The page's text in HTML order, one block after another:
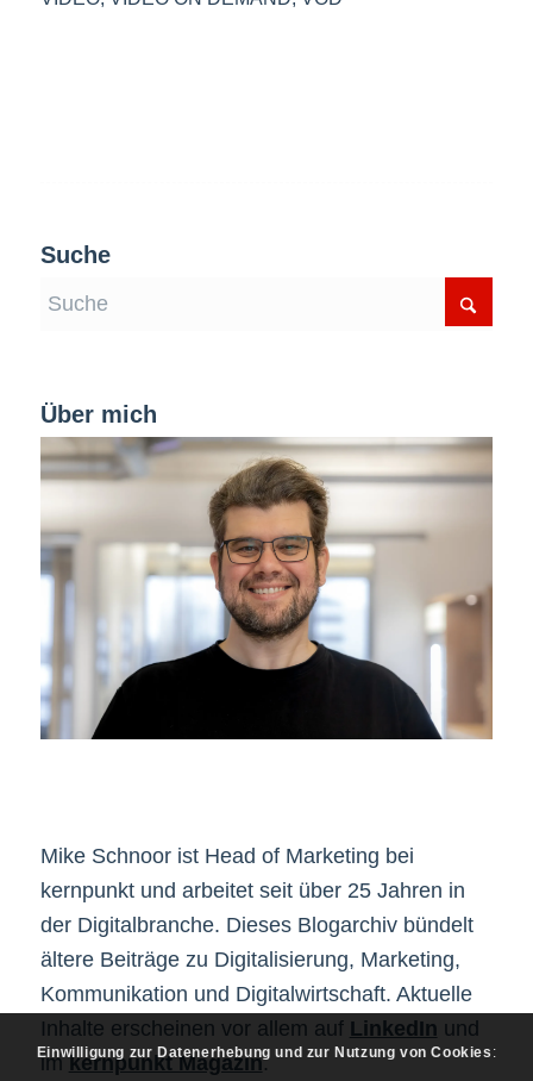
Suche
Über mich
Mike Schnoor ist Head of Marketing bei
kernpunkt und arbeitet seit über 25 Jahren in
der Digitalbranche. Dieses Blogarchiv bündelt
ältere Beiträge zu Digitalisierung, Marketing,
Kommunikation und Digitalwirtschaft. Aktuelle
Inhalte erscheinen vor allem auf LinkedIn und
imkernpunkt Magazin.
Einwilligung zur Datenerhebung und zur Nutzung von Cookies :